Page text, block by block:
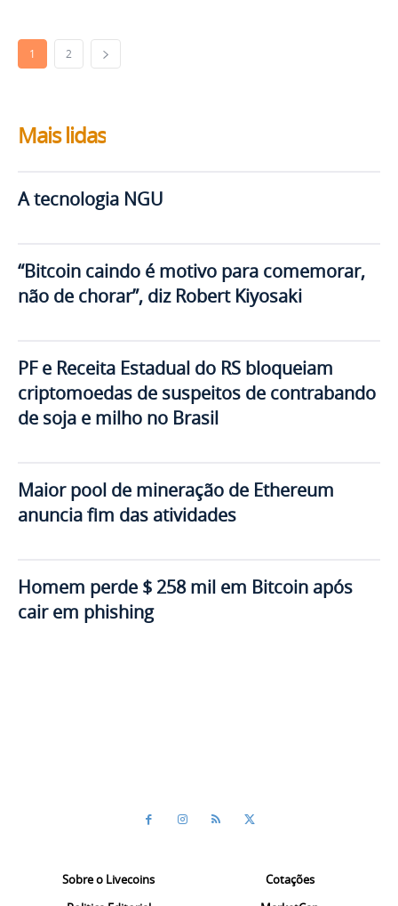
1 2
Mais lidas
A tecnologia NGU
“Bitcoin caindo é motivo para comemorar,
não de chorar”, diz Robert Kiyosaki
PF e Receita Estadual do RS bloqueiam
criptomoedas de suspeitos de contrabando
de soja e milho no Brasil
Maior pool de mineração de Ethereum
anuncia fim das atividades
Homem perde $ 258 mil em Bitcoin após
cair em phishing
Sobre o Livecoins
Cotações